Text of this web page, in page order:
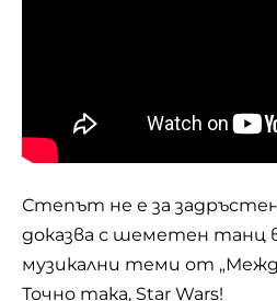
Степът не е за
доказва с шеметен танц
музикални теми от
Точно така, Star Wars!